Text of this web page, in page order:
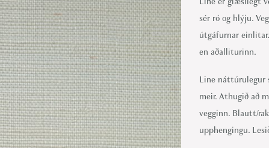
sér ró og hlýju.
útgáfurnar
en aðalliturinn.
Line náttúrulegur
meir. Athugið að
vegginn. Blautt/
upphengingu.